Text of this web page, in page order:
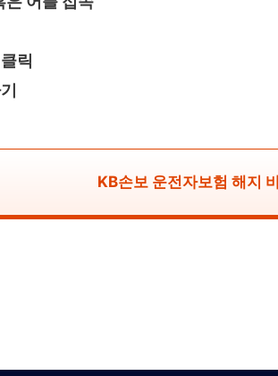
릭
KB손보 운전자보험 해지